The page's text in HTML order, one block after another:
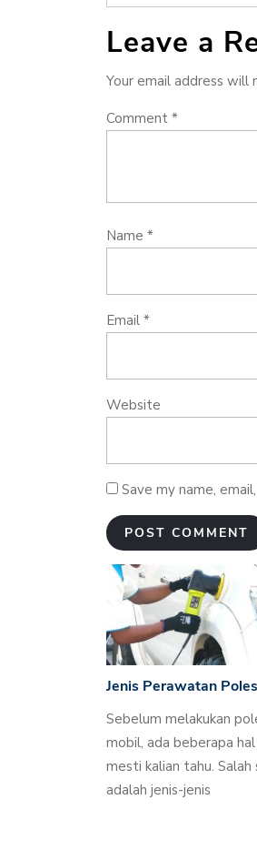
Leave a
Your email address will
Comment *
Name *
Email *
Website
Save my name,
Jenis Perawatan
Sebelum melakukan
mobil, ada beberapa
mesti kalian tahu. Salah
adalah jenis-jenis